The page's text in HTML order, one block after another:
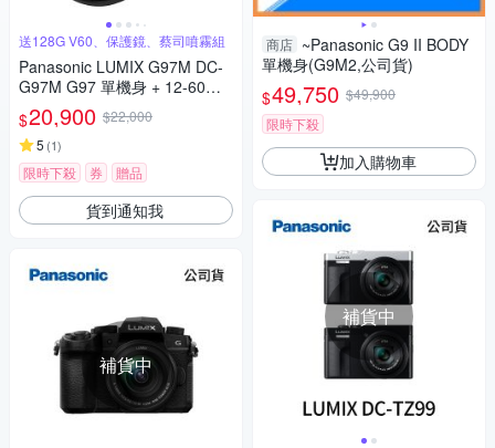
送128G V60、保護鏡、蔡司噴霧組
Panasonic LUMIX G97M DC-
G97M G97 單機身 + 12-60mm
變焦鏡組 公司貨
$20,900 $22,000
5 (1)
限時下殺 券 贈品
貨到通知我
補貨中
商店 ~Panasonic G9 II BODY
單機身(G9M2,公司貨)
$49,750 $49,900
限時下殺
加入購物車
補貨中